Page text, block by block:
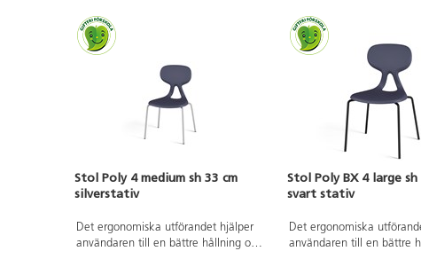
Stol Poly 4 medium sh 33 cm
silverstativ
Det ergonomiska utförandet hjälper
användaren till en bättre hållning och
Stol Poly BX 4 large sh
svart stativ
Det ergonomiska
användaren till en bättre